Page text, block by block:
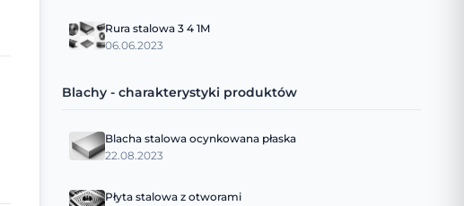
Rura stalowa 3 4 1M
06.06.2023
Blachy - charakterystyki produktów
Blacha stalowa ocynkowana płaska
22.08.2023
Płyta stalowa z otworami